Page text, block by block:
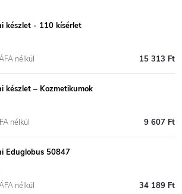
készlet - 110 kísérlet
15 313 Ft
nélkül
készlet – Kozmetikumok
9 607 Ft
nélkül
Eduglobus 50847
34 189 Ft
nélkül